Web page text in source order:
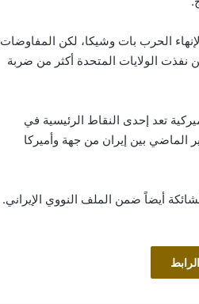
الحرب بات وشيكا، لكن المفاوضات
نفذت الولايات المتحدة أكثر من ضربة
تعد إحدى النقاط الرئيسية في
للتوصل إلى اتفاق ينهي الحرب، التي تفجرت في 28 فبراير الماضي بين إيران من جهة وأميركا
أيضاً ضمن الملف النووي الإيراني.